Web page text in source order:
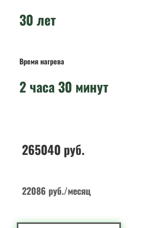
30 лет
Время нагрева
2 часа 30 минут
265040 руб.
22086 руб./месяц